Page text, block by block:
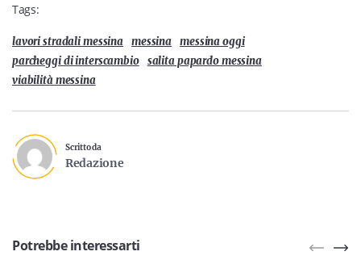
Tags:
lavori stradali messina messina messina oggi
parcheggi di interscambio
salita papardo messina
viabilità messina
Scritto da
Redazione
Potrebbe interessarti